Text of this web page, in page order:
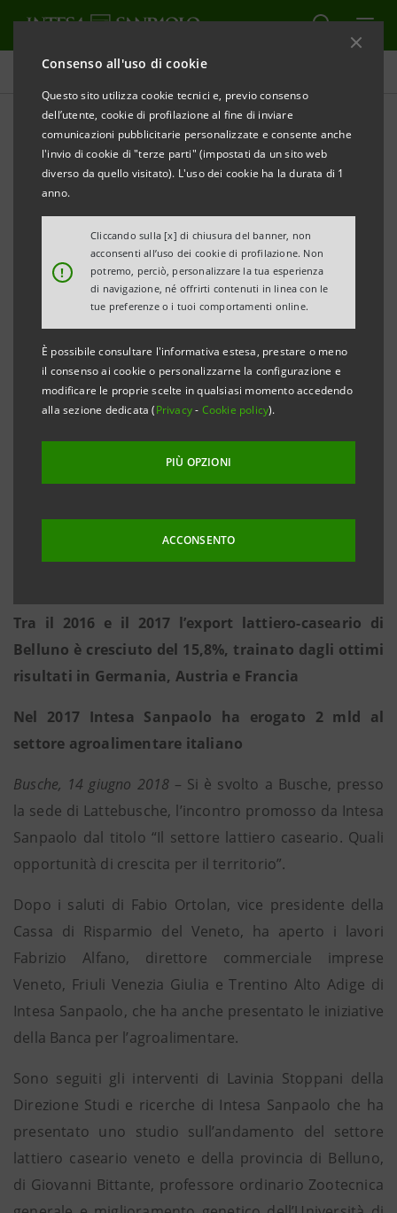
Consenso all'uso di cookie
Questo sito utilizza cookie tecnici e, previo consenso
dell’utente, cookie di profilazione al fine di inviare
comunicazioni pubblicitarie personalizzate e consente anche
l'invio di cookie di "terze parti" (impostati da un sito web
diverso da quello visitato). L'uso dei cookie ha la durata di 1
anno.
!
Cliccando sulla [x] di chiusura del banner, non
acconsenti all’uso dei cookie di profilazione. Non
potremo, perciò, personalizzare la tua esperienza
di navigazione, né offrirti contenuti in linea con le
tue preferenze o i tuoi comportamenti online.
È possibile consultare l'informativa estesa, prestare o meno
il consenso ai cookie o personalizzarne la configurazione e
modificare le proprie scelte in qualsiasi momento accedendo
alla sezione dedicata (Privacy- Cookie policy).
PIÙ OPZIONI
ACCONSENTO
Comunicati stampa
STAMPA AGGIORNA
COMUNICATO STAMPA
INTESA SANPAOLO INCONTRA A BUSCHE
CASEARIO
L’Italia è il terzo paese europeo per valore della
produzione nel settore lattiero-caseario e il quarto
in termini di export di formaggi (2,6 miliardi di
euro nel 2017)
Tra il 2008 e il 2017 l’export lattiero-caseario
italiano è più che raddoppiato (+133%), con buoni
Tra il 2016 e il 2017 l’export lattiero-caseario di
Belluno è cresciuto del 15,8%, trainato dagli ottimi
risultati in Germania, Austria e Francia
Nel 2017 Intesa Sanpaolo ha erogato 2 mld al
settore agroalimentare italiano
Busche, 14 giugno 2018 – Si è svolto a Busche, presso
la sede di Lattebusche, l’incontro promosso da Intesa
Sanpaolo dal titolo “Il settore lattiero caseario. Quali
opportunità di crescita per il territorio”.
Dopo i saluti di Fabio Ortolan, vice presidente della
Cassa di Risparmio del Veneto, ha aperto i lavori
Fabrizio Alfano, direttore commerciale imprese
Veneto, Friuli Venezia Giulia e Trentino Alto Adige di
Intesa Sanpaolo, che ha anche presentato le iniziative
della Banca per l’agroalimentare.
Sono seguiti gli interventi di Lavinia Stoppani della
Direzione Studi e ricerche di Intesa Sanpaolo che ha
presentato uno studio sull’andamento del settore
lattiero caseario veneto e della provincia di Belluno,
di Giovanni Bittante, professore ordinario Zootecnica